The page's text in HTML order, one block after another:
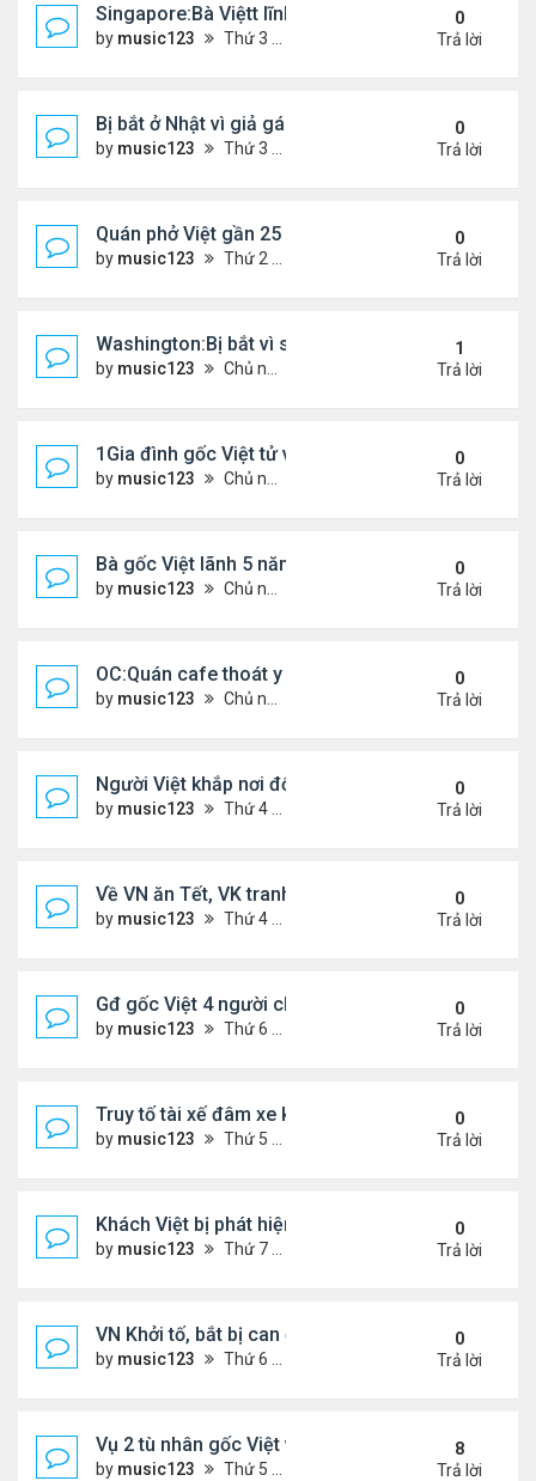
Singapore:Bà Việtt lĩnh án tù vì tội đa phu
by music123 Thứ 3 Tháng 3 03, 2026 5:39 pm
0
Trả lời
Bị bắt ở Nhật vì giả gái lừa 28 đàn ông...
by music123 Thứ 3 Tháng 3 03, 2026 5:36 pm
0
Trả lời
Quán phở Việt gần 25 năm giữ chân thực khách
by music123 Thứ 2 Tháng 3 02, 2026 3:52 pm
0
Trả lời
Washington:Bị bắt vì sát hại mẹ ruột
by music123 Chủ nhật Tháng 3 01, 2026 6:24 pm
1
Trả lời
1Gia đình gốc Việt tử vong ở Mỹ
by music123 Chủ nhật Tháng 3 01, 2026 6:26 pm
0
Trả lời
Bà gốc Việt lãnh 5 năm tù vì đe dọa đánh bom
by music123 Chủ nhật Tháng 2 22, 2026 5:53 pm
0
Trả lời
OC:Quán cafe thoát y của gốc Việt bị Cảnh sát
by music123 Chủ nhật Tháng 2 22, 2026 5:45 pm
0
Trả lời
Người Việt khắp nơi đổ về chợ hoa Phước Lộc Thọ
by music123 Thứ 4 Tháng 2 11, 2026 7:58 pm
0
Trả lời
Về VN ăn Tết, VK tranh thủ làm đẹp, chữa hiếm
by music123 Thứ 4 Tháng 2 11, 2026 7:47 pm
0
Trả lời
Gđ gốc Việt 4 người chết ở Canada năm 2023...
by music123 Thứ 6 Tháng 2 06, 2026 6:09 pm
0
Trả lời
Truy tố tài xế đâm xe khiến hai anh em song sinh
by music123 Thứ 5 Tháng 2 05, 2026 7:04 pm
0
Trả lời
Khách Việt bị phát hiện giấu hạt giống rau trong
by music123 Thứ 7 Tháng 1 31, 2026 3:54 pm
0
Trả lời
VN Khởi tố, bắt bị can để tạm giam đối với
by music123 Thứ 6 Tháng 1 30, 2026 7:20 am
0
Trả lời
Vụ 2 tù nhân gốc Việt vượt ngục ly kỳ
by music123 Thứ 5 Tháng 1 29, 2026 6:49 pm
8
Trả lời